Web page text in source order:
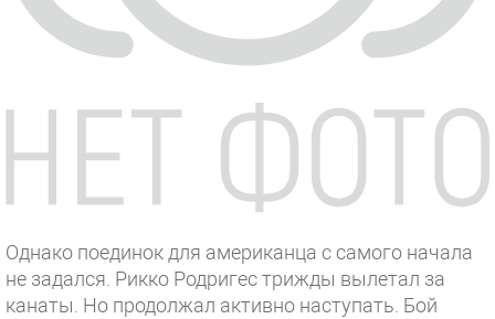
Однако поединок для американца с самого начала
не задался. Рикко Родригес трижды вылетал за
канаты. Но продолжал активно наступать. Бой